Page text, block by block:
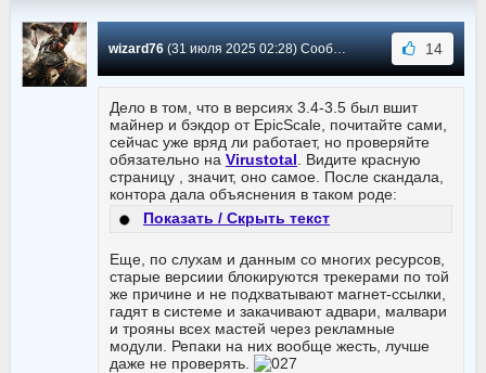
wizard76(31 июля 2025 02:28) Сообщение #6201 14
Дело в том, что в версиях 3.4-3.5 был вшит
майнер и бэкдор от EpicScale, почитайте сами,
сейчас уже вряд ли работает, но проверяйте
обязательно на Virustotal. Видите красную
страницу , значит, оно самое. После скандала,
контора дала объяснения в таком роде:
Показать / Скрыть текст
Еще, по слухам и данным со многих ресурсов,
старые версиии блокируются трекерами по той
же причине и не подхватывают магнет-ссылки,
гадят в системе и закачивают адвари, малвари
и трояны всех мастей через рекламные
модули. Репаки на них вообще жесть, лучше
даже не проверять.